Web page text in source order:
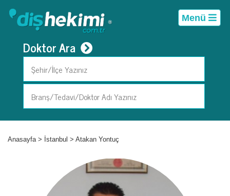
Menü
Doktor Ara
Anasayfa> İstanbul > Atakan Yontuç